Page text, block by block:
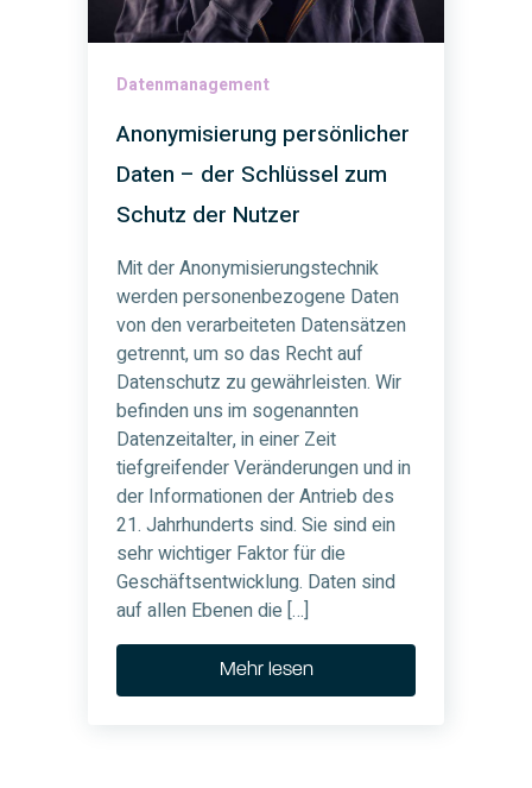
Datenmanagement
Anonymisierung persönlicher
Daten – der Schlüssel zum
Schutz der Nutzer
Mit der Anonymisierungstechnik
werden personenbezogene Daten
von den verarbeiteten Datensätzen
getrennt, um so das Recht auf
Datenschutz zu gewährleisten. Wir
befinden uns im sogenannten
Datenzeitalter, in einer Zeit
tiefgreifender Veränderungen und in
der Informationen der Antrieb des
21. Jahrhunderts sind. Sie sind ein
sehr wichtiger Faktor für die
Geschäftsentwicklung. Daten sind
auf allen Ebenen die […]
Mehr lesen